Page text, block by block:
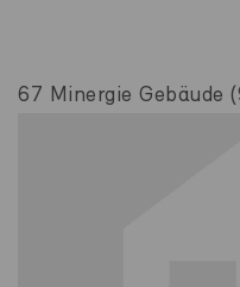
67 Minergie Gebäude